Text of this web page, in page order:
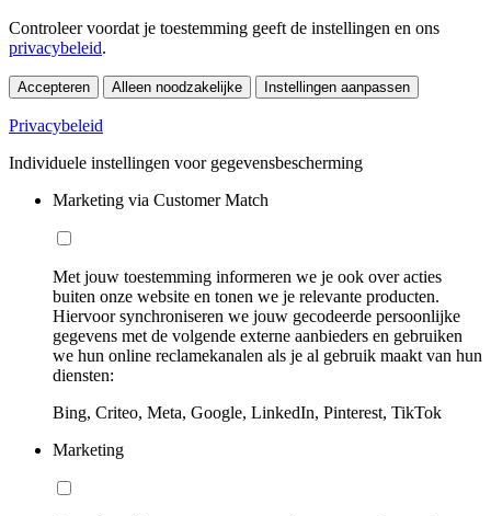
Controleer voordat je toestemming geeft de instellingen en ons
privacybeleid.
Accepteren Alleen noodzakelijke Instellingen aanpassen
Privacybeleid
Individuele instellingen voor gegevensbescherming
Marketing via Customer Match
Met jouw toestemming informeren we je ook over acties
buiten onze website en tonen we je relevante producten.
Hiervoor synchroniseren we jouw gecodeerde persoonlijke
gegevens met de volgende externe aanbieders en gebruiken
we hun online reclamekanalen als je al gebruik maakt van hun
diensten:
Bing, Criteo, Meta, Google, LinkedIn, Pinterest, TikTok
Marketing